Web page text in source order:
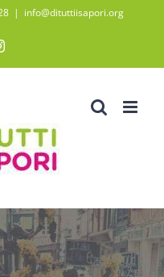
| info@dituttiisapori.org
Instagram